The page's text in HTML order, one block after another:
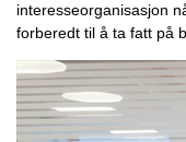
interesseorganisasjon
forberedt til å ta fatt på